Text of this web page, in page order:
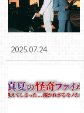
2025.07.24